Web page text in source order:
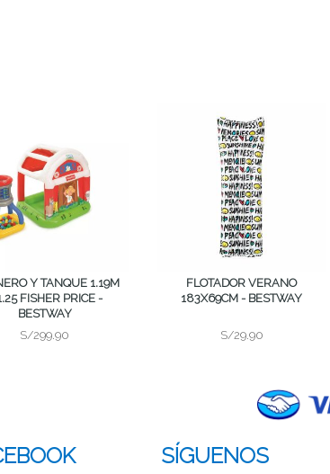
Y TANQUE 1.19M
FISHER PRICE -
BESTWAY
S/299.90
FLOTADOR VERANO
183X69CM - BESTWAY
S/29.90
SÍGUENOS